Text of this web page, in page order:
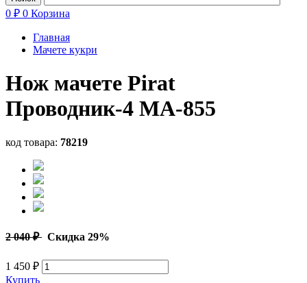
0 ₽ 0 Корзина
Главная
Мачете кукри
Нож мачете Pirat
Проводник-4 MA-855
код товара: 78219
2 040 ₽ Скидка 29%
1 450 ₽
Купить